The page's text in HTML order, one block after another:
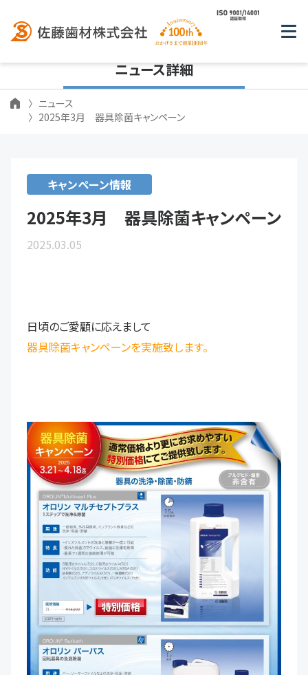
ニュース詳細
ニュース
2025年3月 器具除菌キャンペーン
キャンペーン情報
2025年3月 器具除菌キャンペーン
2025.03.05
日頃のご愛顧に応えまして
器具除菌キャンペーンを実施致します。